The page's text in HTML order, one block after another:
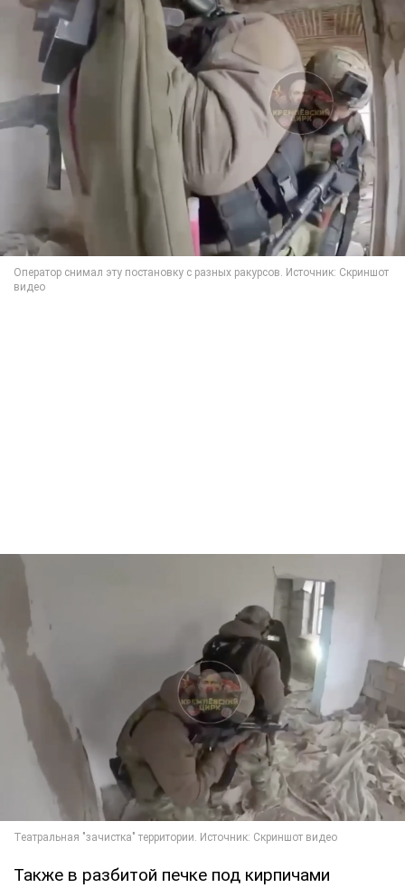
Также в разбитой печке под кирпичами